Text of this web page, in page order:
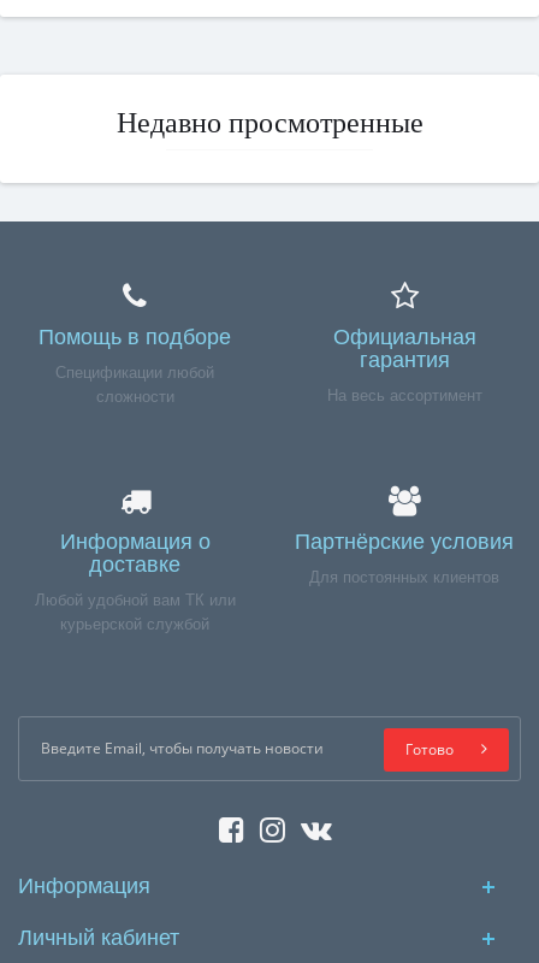
Недавно просмотренные
Помощь в подборе
Спецификации любой
сложности
Официальная
гарантия
На весь ассортимент
Информация о
доставке
Любой удобной вам ТК или
курьерской службой
Партнёрские условия
Для постоянных клиентов
Готово
Информация
Личный кабинет